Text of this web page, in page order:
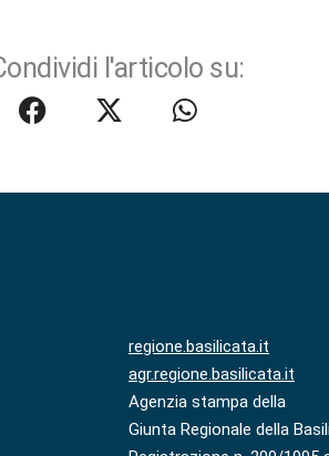
l'articolo su:
regione.basilicata.it
agr.regione.basilicata.it
Agenzia stampa della
Giunta Regionale della